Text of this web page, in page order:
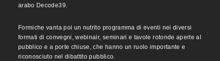
arabo Decode39.
Formiche vanta poi un nutrito programma di eventi nei diversi
formati di convegni, webinair, seminari e tavole rotonde aperte al
pubblico e a porte chiuse, che hanno un ruolo importante e
riconosciuto nel dibattito pubblico.